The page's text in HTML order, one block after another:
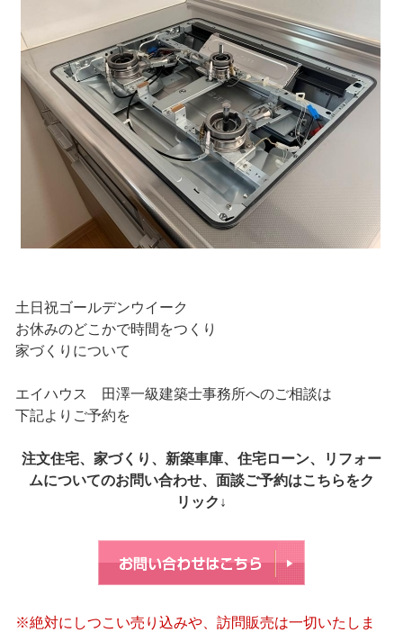
土日祝ゴールデンウイーク
お休みのどこかで時間をつくり
家づくりについて
エイハウス 田澤一級建築士事務所へのご相談は
下記よりご予約を
注文住宅、家づくり、新築車庫、住宅ローン、リフォー
ムについてのお問い合わせ、面談ご予約はこちらをク
リック↓
※絶対にしつこい売り込みや、訪問販売は一切いたしま